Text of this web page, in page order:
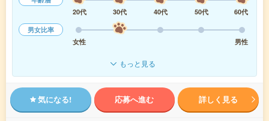
20代
30代 40代 50代
60代
男女比率
女性
男性
もっと見る
気になる! 応募へ進む 詳しく見る